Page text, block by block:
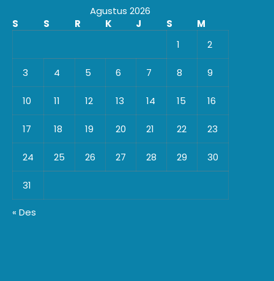
Agustus 2026
S
S R K J S
M
1
2
3 4 5 6 7 8 9
10 11 12 13 14 15 16
17 18 19 20 21 22 23
24 25 26 27 28 29 30
31
« Des